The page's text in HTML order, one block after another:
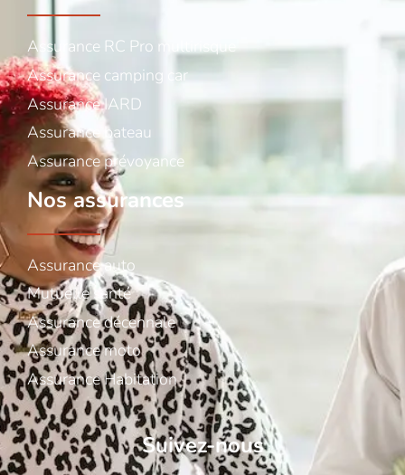
Assurance RC Pro multirisque
Assurance camping car
Assurance IARD
Assurance bateau
Assurance prévoyance
Nos assurances
Assurance auto
Mutuelle santé
Assurance décennale
Assurance moto
Assurance Habitation
Suivez-nous